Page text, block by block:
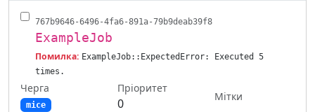
767b9646-6496-4fa6-891a-79b9deab39f8
ExampleJob
Помилка: ExampleJob::ExpectedError: Executed 5
times.
Черга
mice
Пріоритет
0
Мітки